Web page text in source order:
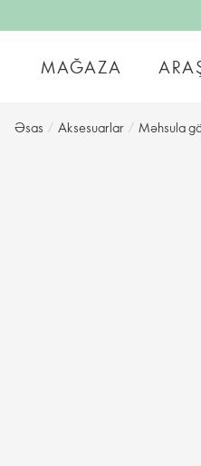
MAĞAZA
Əsas / Aksesuarlar / Məhsula